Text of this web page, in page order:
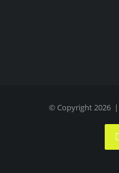
© Copyright2026 |